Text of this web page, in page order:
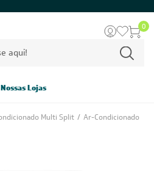
0
Nossas Lojas
Multi Split / Ar-Condicionado